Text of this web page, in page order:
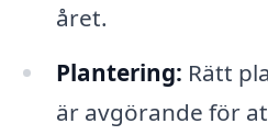
året.
Plantering: Rätt
är avgörande för